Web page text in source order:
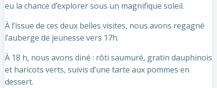
eu la chance d’explorer sous un magnifique soleil.
À l’issue de ces deux belles visites, nous avons regagné
l’auberge de jeunesse vers 17h.
À 18 h, nous avons diné : rôti saumuré, gratin dauphinois
et haricots verts, suivis d’une tarte aux pommes en
dessert.